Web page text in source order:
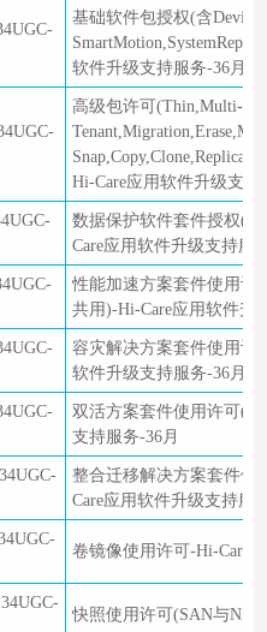
基础软件包授权(含
软件升级支持服务-36月
高级包许可(Thin,Multi-
Hi-Care应用软件升级支持
数据保护软件套件授权(含
Care应用软件升级支持服
性能加速方案套件使用许
共用)-Hi-Care应用软件升
容灾解决方案套件使用许
软件升级支持服务-36月
双活方案套件使用许可(含
支持服务-36月
整合迁移解决方案套件使
Care应用软件升级支持服
卷镜像使用许可-Hi-Care
快照使用许可(SAN与